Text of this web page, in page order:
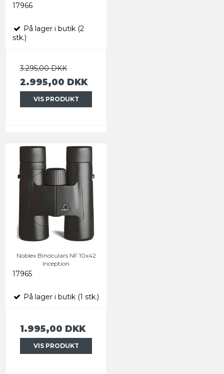
17966
På lager i butik (2
stk.)
3.295,00 DKK
2.995,00 DKK
VIS PRODUKT
Noblex Binoculars NF 10x42
Inception
17965
På lager i butik (1 stk.)
1.995,00 DKK
VIS PRODUKT